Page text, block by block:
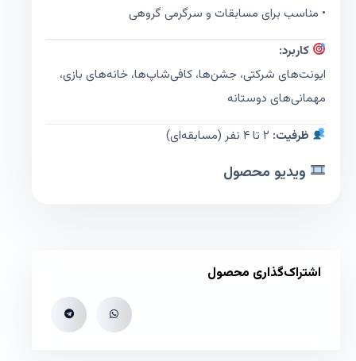
• مناسب برای مسابقات و سرگرمی گروهی
کاربرد:
ایونت‌های شرکتی، جشن‌ها، کافی‌شاپ‌ها، خانه‌های بازی،
مهمانی‌های دوستانه
ظرفیت:
ویدیو محصول
اشتراک‌گذاری محصول